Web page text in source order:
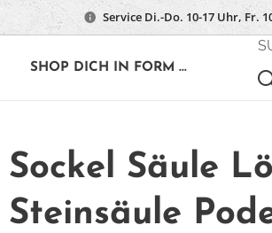
Service Di.-Do. 10-17 Uhr, Fr.
SHOP DICH IN FORM ...
Sockel Säule
Steinsäule